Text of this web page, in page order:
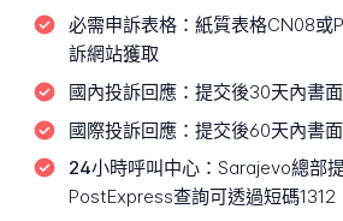
必需申訴表格： 紙質表格CN08或
訴網站獲取
國內投訴回應： 提交後30天內書
國際投訴回應： 提交後60天內書
24小時呼叫中心： Sarajevo總部
PostExpress查詢可透過短碼1312